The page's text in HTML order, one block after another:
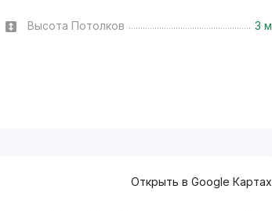
Высота Потолков 3 м
Открыть в Google Картах